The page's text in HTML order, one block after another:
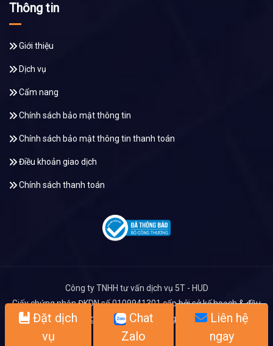
Thông tin
Giới thiệu
Dịch vụ
Cẩm nang
Chính sách bảo mật thông tin
Chính sách bảo mật thông tin thanh toán
Điều khoản giao dịch
Chính sách thanh toán
Công ty TNHH tư vấn dịch vụ 5T - HUD
Giấy chứng nhận ĐKDN số 0109941301 cấp bởi sở kế hoạch & đầu
tư Hà Nội lần đầu ngày 23/03/2022. Đăng ký thay đổi lần thứ 2
ngày 10/02/2023.
Đặt dịch
vụ
Chat
Zalo
Liên hệ
ngay